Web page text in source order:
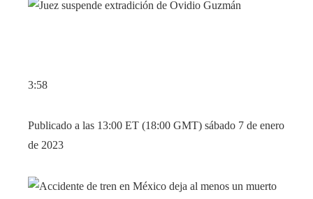
3:58
Publicado a las 13:00 ET (18:00 GMT) sábado 7 de enero
de 2023